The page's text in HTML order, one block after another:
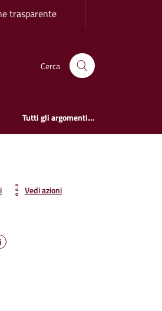
trasparente
Cerca
Tutti gli argomenti...
Vedi azioni